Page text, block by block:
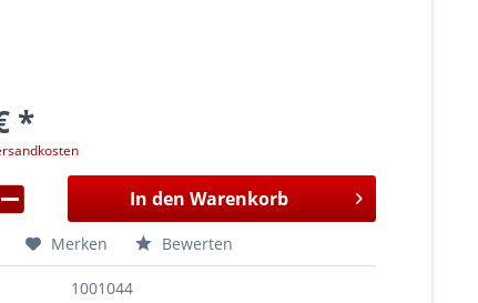
*
In den Warenkorb
Merken Bewerten
1001044